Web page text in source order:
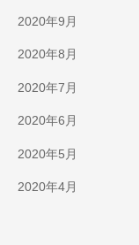
2020年9月
2020年8月
2020年7月
2020年6月
2020年5月
2020年4月